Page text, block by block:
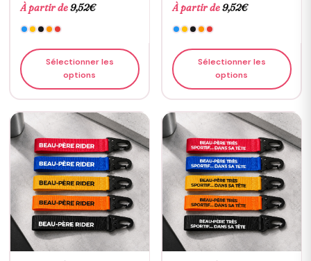
À partir de9,52€
Sélectionner les
options
À partir de9,52€
Sélectionner les
options